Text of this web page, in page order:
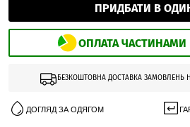
ПРИДБАТИ В
ОПЛАТА ЧАСТИНАМИ
БЕЗКОШТОВНА ДОСТАВКА ЗАМОВЛЕНЬ
ДОГЛЯД ЗА ОДЯГОМ